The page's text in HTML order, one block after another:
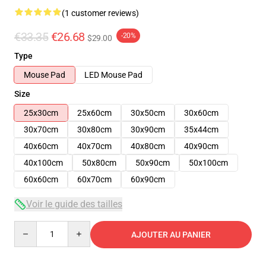
(1 customer reviews)
€33.35 €26.68 $29.00 -20%
Type
Mouse Pad
LED Mouse Pad
Size
25x30cm
25x60cm 30x50cm
30x60cm
30x70cm
30x80cm 30x90cm
35x44cm
40x60cm
40x70cm 40x80cm
40x90cm
40x100cm
50x80cm 50x90cm
50x100cm
60x60cm
60x70cm 60x90cm
Voir le guide des tailles
AJOUTER AU PANIER